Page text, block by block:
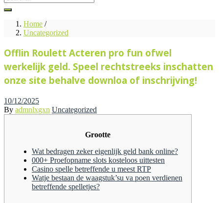
Home /
Uncategorized
Offlin Roulett Acteren pro fun ofwel
werkelijk geld. Speel rechtstreeks inschatten
onze site behalve downloa of inschrijving!
Posted
on
10/12/2025
By admnlxgxn Uncategorized
Grootte
Wat bedragen zeker eigenlijk geld bank online?
000+ Proefopname slots kosteloos uittesten
Casino spelle betreffende u meest RTP
Watje bestaan de waagstuk’su va poen verdienen
betreffende spelletjes?